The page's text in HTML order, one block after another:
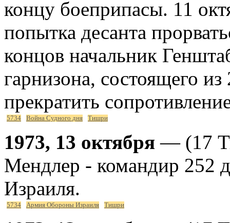
концу боеприпасы. 11
попытка десанта
концов начальник
гарнизона, состоящего
прекратить
5734 Война Судного дня Тишри
1973, 13 октября — (17
Мендлер - командир 252
Израиля.
5734 Армия Обороны Израиля Тишри